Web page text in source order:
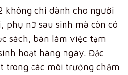
không chỉ dành cho người
phụ nữ sau sinh mà còn có
sách, bàn làm việc tạm
hoạt hàng ngày. Đặc
trong các môi trường chăm